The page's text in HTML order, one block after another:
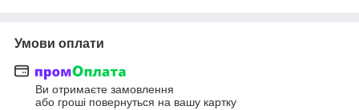
Умови оплати
Ви отримаєте замовлення
або гроші повернуться на вашу картку